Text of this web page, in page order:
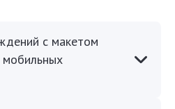
с макетом
мобильных